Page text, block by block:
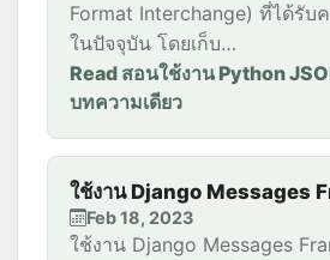
Format Interchange) ที่ได้รับ
ในปัจจุบัน โดยเก็บ…
Read สอนใช้งาน Python
บทความเดียว
ใช้งาน Django Messages
Feb 18, 2023
ใช้งาน Django Messages